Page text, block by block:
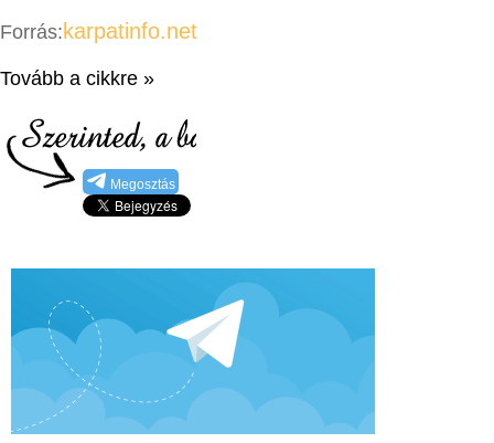
Forrás: karpatinfo.net
Tovább a cikkre »
Megosztás